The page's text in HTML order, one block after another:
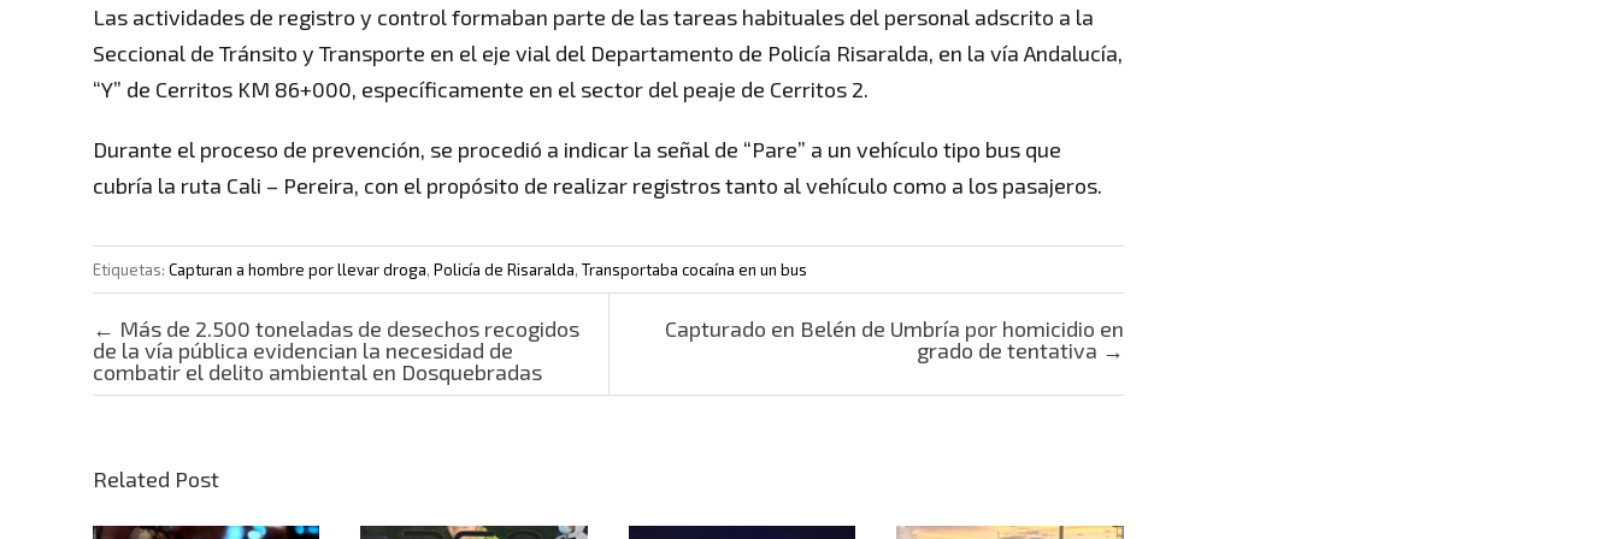
Las actividades de registro y control formaban parte de las tareas habituales del personal adscrito a la
Seccional de Tránsito y Transporte en el eje vial del Departamento de Policía Risaralda, en la vía Andalucía,
“Y” de Cerritos KM 86+000, específicamente en el sector del peaje de Cerritos 2.
Durante el proceso de prevención, se procedió a indicar la señal de “Pare” a un vehículo tipo bus que
cubría la ruta Cali – Pereira, con el propósito de realizar registros tanto al vehículo como a los pasajeros.
Etiquetas: Capturan a hombre por llevar droga, Policía de Risaralda, Transportaba cocaína en un bus
Post navigation
← Más de 2.500 toneladas de desechos recogidos
de la vía pública evidencian la necesidad de
combatir el delito ambiental en Dosquebradas
Capturado en Belén de Umbría por homicidio en
grado de tentativa →
Related Post